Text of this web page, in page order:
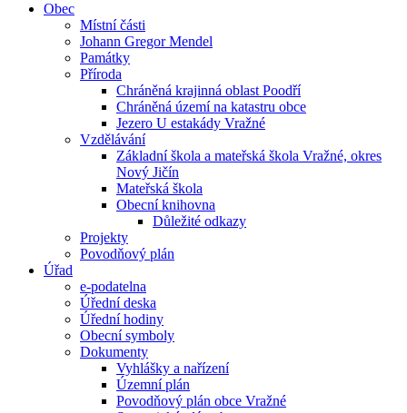
Obec
Místní části
Johann Gregor Mendel
Památky
Příroda
Chráněná krajinná oblast Poodří
Chráněná území na katastru obce
Jezero U estakády Vražné
Vzdělávání
Základní škola a mateřská škola Vražné, okres
Nový Jičín
Mateřská škola
Obecní knihovna
Důležité odkazy
Projekty
Povodňový plán
Úřad
e-podatelna
Úřední deska
Úřední hodiny
Obecní symboly
Dokumenty
Vyhlášky a nařízení
Územní plán
Povodňový plán obce Vražné